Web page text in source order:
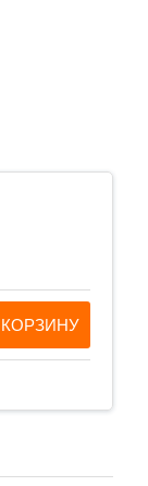
КОРЗИНУ